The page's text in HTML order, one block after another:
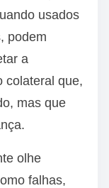
usados
podem
a
colateral que,
mas que
olhe
falhas,